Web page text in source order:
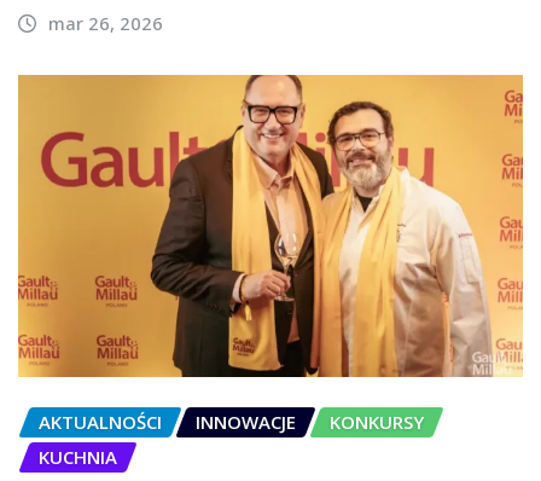
mar 26, 2026
AKTUALNOŚCI INNOWACJE
KONKURSY
KUCHNIA